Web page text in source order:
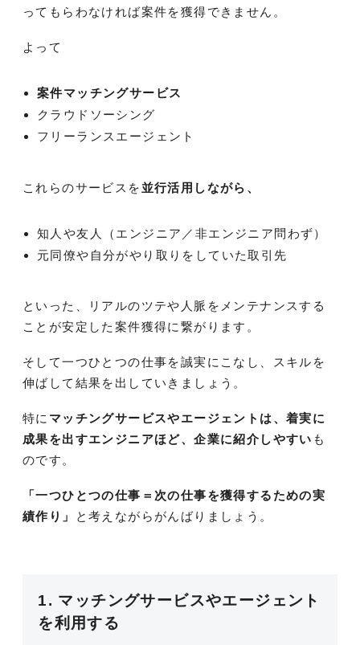
ってもらわなければ案件を獲得できません。
よって
案件マッチングサービス
クラウドソーシング
フリーランスエージェント
これらのサービスを 並行活用しながら、
知人や友人（エンジニア／非エンジニア問わず）
元同僚や自分がやり取りをしていた取引先
といった、リアルのツテや人脈をメンテナンスする
ことが安定した案件獲得に繋がります。
そして一つひとつの仕事を誠実にこなし、スキルを
伸ばして結果を出していきましょう。
特に マッチングサービスやエージェントは、着実に
成果を出すエンジニアほど、企業に紹介しやすい も
のです。
「一つひとつの仕事＝次の仕事を獲得するための実
績作り」
と考えながらがんばりましょう。
1. マッチングサービスやエージェント
を利用する